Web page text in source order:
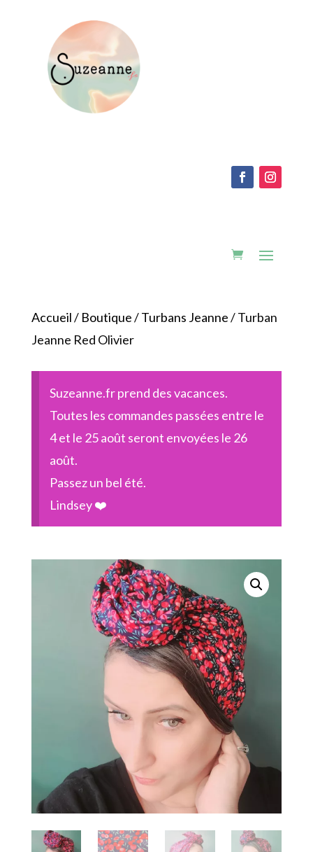
Accueil/ Boutique/Turbans Jeanne/ Turban
Jeanne Red Olivier
Suzeanne.fr prend des vacances.
Toutes les commandes passées entre le
4 et le 25 août seront envoyées le 26
août.
Passez un bel été.
Lindsey ❤️